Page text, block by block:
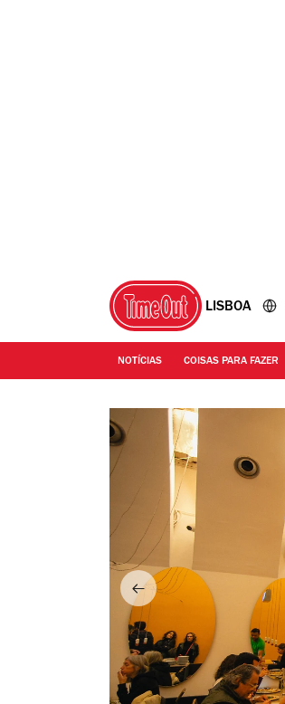
LISBOA
NOTÍCIAS COISAS PARA FAZER